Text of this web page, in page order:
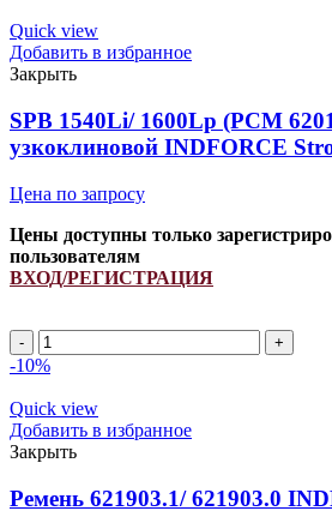
ремень
узкоклиновой
INDFORCE
Strongest
quantity
Quick view
Добавить в избранное
Закрыть
SPB 1540Li/ 1600Lp (РСМ
узкоклиновой INDFORCE
Цена по запросу
Цены доступны только
пользователям
ВХОД/РЕГИСТРАЦИЯ
SPB
1540Li/
(РСМ
6201387)
ремень
узкоклиновой
INDFORCE
Strongest
-10%
Quick view
Добавить в избранное
Закрыть
Ремень 621903.1/ 621903.0